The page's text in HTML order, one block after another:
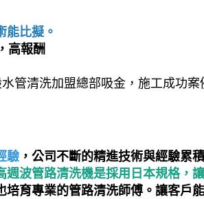
能比擬。
高報酬
管清洗加盟總部吸金，施工成功
驗 ，公司不斷的精進技術與經驗累
週波管路清洗機是採用日本規格，
育專業的管路清洗師傅。讓客戶